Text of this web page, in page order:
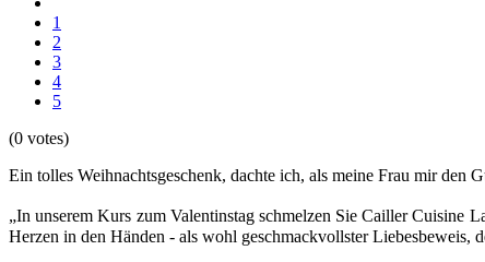
1
2
3
4
5
(0 votes)
Ein tolles Weihnachtsgeschenk, dachte ich, als meine Frau mir den
„In unserem Kurs zum Valentinstag schmelzen Sie Cailler
Herzen in den Händen - als wohl geschmackvollster Liebesbeweis,